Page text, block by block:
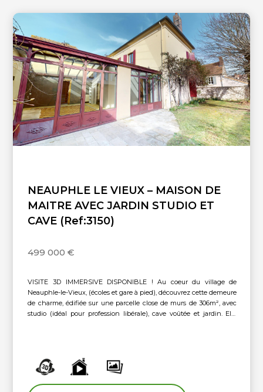
NEAUPHLE LE VIEUX – MAISON DE
MAITRE AVEC JARDIN STUDIO ET
CAVE (Ref:3150)
499 000 €
VISITE 3D IMMERSIVE DISPONIBLE ! Au coeur du village de
Neauphle-le-Vieux, (écoles et gare à pied), découvrez cette demeure
de charme, édifiée sur une parcelle close de murs de 306m², avec
studio (idéal pour profession libérale), cave voûtée et jardin. Elle
salle de bains/douche et wc (baignoire jacuzzi). Au second niveau :
palier, 2 chambres et une salle d'eau avec wc. Studio attenant avec
salle d'eau, buanderie et chaufferie. Cour pavée pour 1 véhicule.